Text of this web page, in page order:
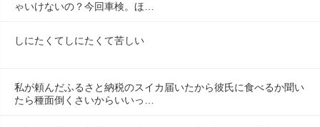
ゃいけないの？今回車検。ほ…
しにたくてしにたくて苦しい
私が頼んだふるさと納税のスイカ届いたから彼氏に食べるか聞い
たら種面倒くさいからいいっ…